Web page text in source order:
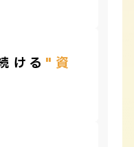
ける "資